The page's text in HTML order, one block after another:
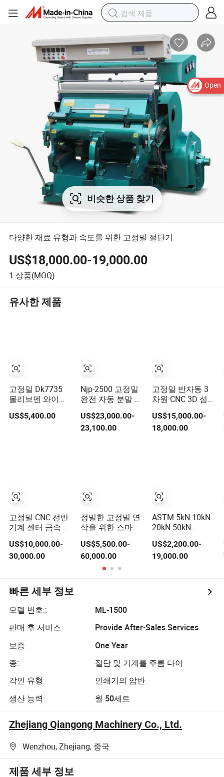
Open
비슷한 상품 찾기
다양한 재료 유형과 속도를 위한 고정밀 절단기
US$18,000.00-19,000.00
1 상품(MOQ)
유사한 제품
고정밀 Dk7735
몰리브덴 와이어
CNC 와이어 EDM
기계
US$5,400.00
고정밀 CNC 선반
기계 센터 금속 가
US$10,000.00-
30,000.00
Njp-2500 고정밀
완전 자동 분말 펠
렛 액체 경질 젤라
틴 캡슐 충전기 캡
슐 제조기
US$23,000.00-
23,100.00
정밀한 고정밀 연
삭을 위한 스마트
US$5,500.00-
60,000.00
고정밀 반자동 3
차원 CNC 3D 섬
유 레이저 절단기
파이프 절단 기계
금속 사각/타원
US$15,000.00-
18,000.00
ASTM 5kN 10kN
20kN 50kN
300kN 600kN 금
속 및 고무에 대한
시험을 위한 전자
US$2,200.00-
19,000.00
빠른 세부 정보
모델 번호.:
ML-1500
판매 후 서비스:
Provide After-Sales Services
보증:
One Year
종:
절단 및 기계를 주름 다이
각인 유형:
인쇄기의 압반
생산 능력:
월 50세트
Zhejiang Qiangong Machinery Co., Ltd.
Wenzhou, Zhejiang, 중국
제품 세부 정보